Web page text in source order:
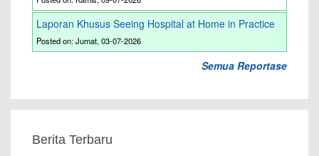
Laporan Khusus Seeing Hospital at Home in Practice
Posted on: Jumat, 03-07-2026
Semua Reportase
Berita Terbaru